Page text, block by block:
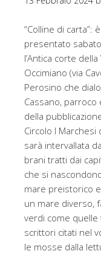
“Colline di carta”:
presentato
l’Antica corte
Occimiano (via
Perosino che
Cassano,
della
Circolo I
sarà intervallata
brani tratti dai
che si
mare preistorico
un mare diverso,
verdi come quelle
scrittori citati nel
le mosse dalla